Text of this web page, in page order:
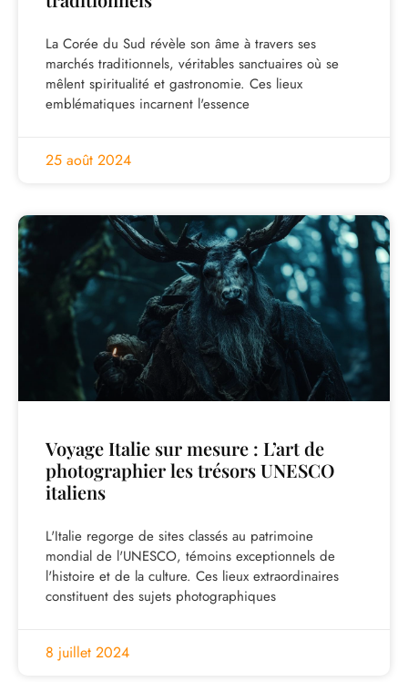
La Corée du Sud révèle son âme à travers ses
marchés traditionnels, véritables sanctuaires où se
mêlent spiritualité et gastronomie. Ces lieux
emblématiques incarnent l'essence
25 août 2024
Voyage Italie sur mesure : L’art de
photographier les trésors UNESCO
italiens
L'Italie regorge de sites classés au patrimoine
mondial de l'UNESCO, témoins exceptionnels de
l'histoire et de la culture. Ces lieux extraordinaires
constituent des sujets photographiques
8 juillet 2024